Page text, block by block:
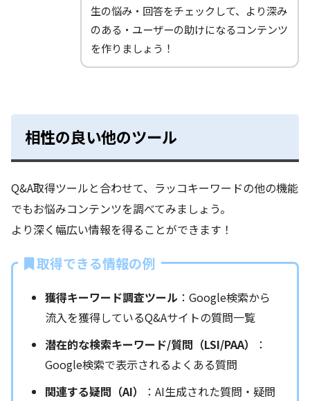
生の悩み・回答をチェックして、より深み
のある・ユーザーの助けになるコンテンツ
を作りましょう！
相性の良い他のツール
Q&A取得ツールと合わせて、ラッコキーワードの他の機能
でもお悩みコンテンツを調べてみましょう。
より深く幅広い情報を得ることができます！
取得できる情報の例
獲得キーワード調査ツール ：Google検索から
流入を獲得しているQ&Aサイトの質問一覧
潜在的な検索キーワード/質問（LSI/PAA）
：
Google検索で表示されるよくある質問
関連する疑問（AI）
：AI生成された質問・疑問